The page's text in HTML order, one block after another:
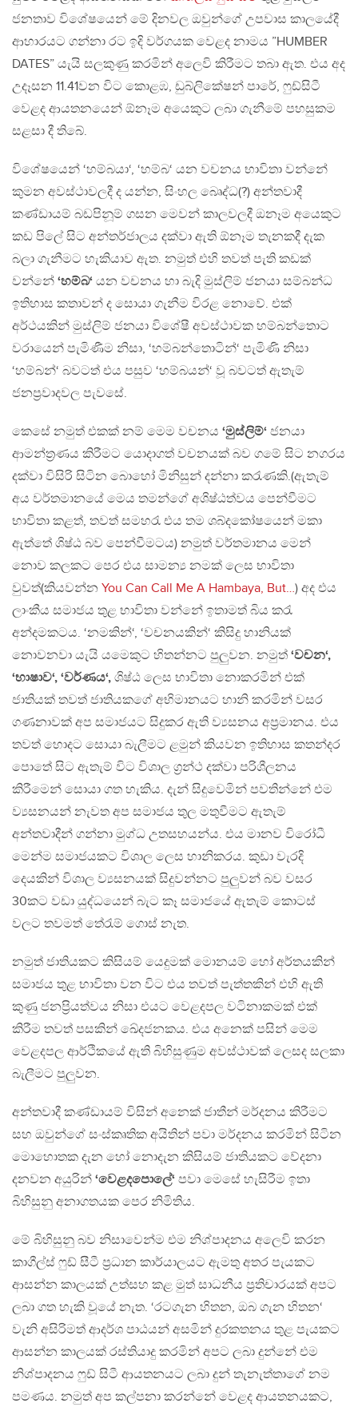
ජනතාව විශේෂයෙන් මේ දිනවල ඔවුන්ගේ උපවාස කාලයේදී
ආහාරයට ගන්නා රට ඉදි වර්ගයක වෙළද නාමය ”HUMBER
DATES” යැයි සලකුණු කරමින් අලෙවි කිරීමට තබා ඇත. එය අද
උදෑසන 11.41වන විට කොළඹ, ඩුබ්ලිකේෂන් පාරේ, ෆුඩ්සිටී
වෙළද ආයතනයෙන් ඕනෑම අයෙකුට ලබා ගැනීමේ පහසුකම
සළසා දී තිබේ.
විශේෂයෙන් ‘හම්බයා‘, ‘හම්බ‘ යන වචනය භාවිතා වන්නේ
කුමන අවස්ථාවලදී ද යන්න, සිංහල බෙෘද්ධ(?) අන්තවාදී
කණ්ඩායම් බඩපිනූම් ගසන මෙවන් කාලවලදී ඔනෑම අයෙකුට
කඩ පිලේ සිට අන්තර්ජාලය දක්වා ඇති ඕනෑම තැනකදී දැක
බලා ගැනීමට හැකියාව ඇත. නමුත් එහි තවත් පැති කඩක්
වන්නේ ‘හම්බ‘ යන වචනය හා බැදි මුස්ලිම් ජනයා සම්බන්ධ
ඉතිහාස කතාවන් ද සොයා ගැනීම විරළ නොවේ. එක්
අර්ථයකින් මුස්ලිම් ජනයා විශේෂී අවස්ථාවක හම්බන්තොට
වරායෙන් පැමිණීම නිසා, ‘හම්බන්තොටින්‘ පැමිණි නිසා
‘හම්බන්‘ බවටත් එය පසුව ‘හම්බයන්‘ වූ බවටත් ඇතැම්
ජනප්‍රවාදවල පැවසේ.
කෙසේ නමුත් එකක් නම් මෙම වචනය ‘මුස්ලිම්‘ ජනයා
ආමන්ත්‍රණය කිරීමට යොදාගත් වචනයක් බව ගමේ සිට නගරය
දක්වා විසිරි සිටින බොහෝ මිනිසුන් දන්නා කරැණකි.(ඇතැම්
අය වර්තමානයේ මෙය තමන්ගේ අශිෂ්ඨත්වය පෙන්වීමට
භාවිතා කළත්, තවත් සමහරැ එය තම ශබ්දකෝෂයෙන් මකා
ඇත්තේ ශිෂ්ඨ බව පෙන්වීමටය) නමුත් වර්තමානය මෙන්
නොව කලකට පෙර එය සාමන්‍ය නමක් ලෙස භාවිතා
වුවත්(කියවන්න You Can Call Me A Hambaya, But…) අද එය
ලාංකීය සමාජය තුළ භාවිතා වන්නේ ඉතාමත් බිය කරැ
අන්දමකටය. ‘නමකින්‘, ‘වචනයකින්‘ කිසිදු හානියක්
නොවනවා යැයි යමෙකුට හිතන්නට පුලුවන. නමුත් ‘වචන‘,
‘භාෂාව‘, ‘වර්ණය‘, ශිෂ්ඨ ලෙස භාවිතා නොකරමින් එක්
ජාතියක් තවත් ජාතියකගේ අභිමානයට හානි කරමින් වසර
ගණනාවක් අප සමාජයට සිදුකර ඇති ව්‍යසනය අප්‍රමානය. එය
තවත් හොදට සොයා බැලීමට ළමුන් කියවන ඉතිහාස කතන්දර
පොතේ සිට ඇතැම් විට විශාල ග්‍රන්ථ දක්වා පරිශීලනය
කිරීමෙන් සොයා ගත හැකිය. දැන් සිදුවෙමින් පවතින්නේ එම
ව්‍යසනයන් නැවත අප සමාජය තුල මතුවීමට ඇතැම්
අන්තවාදීන් ගන්නා මුග්ධ උතසහයන්ය. එය මානව විරෝධී
මෙන්ම සමාජයකට විශාල ලෙස හානිකරය. කුඩා වැරදි
දෙයකින් විශාල ව්‍යසනයක් සිදුවන්නට පුලුවන් බව වසර
30කට වඩා යුද්ධයෙන් බැට කෑ සමාජයේ ඇතැම් කොටස්
වලට තවමත් තේරැම් ගොස් නැත.
නමුත් ජාතියකට කිසියම් යෙදුමක් මොනයම් හෝ අර්තයකින්
සමාජය තුළ භාවිතා වන විට එය තවත් පැත්තකින් එහි ඇති
කුණු ජනප්‍රියත්වය නිසා එයට වෙළදපල වටිනාකමක් එක්
කිරීම තවත් පසකින් ඛේදජනකය. එය අනෙක් පසින් මෙම
වෙළදපල ආර්ථිකයේ ඇති බිහිසුණුම අවස්ථාවක් ලෙසද සලකා
බැලීමට පුලුවන.
අන්තවාදී කණ්ඩායම් විසින් අනෙක් ජාතීන් මර්දනය කිරීමට
සහ ඔවුන්ගේ සංස්කෘතික අයිතින් පවා මර්දනය කරමින් සිටින
මොහොතක දැන හෝ නොදැන කිසියම් ජාතියකට වේදනා
දනවන අයුරින් ‘වෙළදපොලේ‘ පවා මෙසේ හැසිරීම ඉතා
බිහිසුනු අනාගතයක පෙර නිමිතිය.
මේ බිහිසුනු බව නිසාවෙන්ම එම නිශ්පාදනය අලෙවි කරන
කාගීල්ස් ෆුඩ් සීටී ප්‍රධාන කාර්යාලයට ඇමතු අතර පැයකට
ආසන්න කාලයක් උත්සහ කළ මුත් සාධනීය ප්‍රතිචාරයක් අපට
ලබා ගත හැකි වූයේ නැත. ‘රටගැන හිතන, ඔබ ගැන හිතන‘
වැනි අසිරිමත් ආදර්ශ පාඨයන් අසමින් දුරකතනය තුළ පැයකට
ආසන්න කාලයක් රස්තියාදු කරමින් අපට ලබා දුන්නේ එම
නිශ්පාදනය ෆුඩ් සිටී ආයතනයට ලබා දුන් තැනැත්තාගේ නම
පමණය. නමුත් අප කල්පනා කරන්නේ වෙළද ආයතනයකට,